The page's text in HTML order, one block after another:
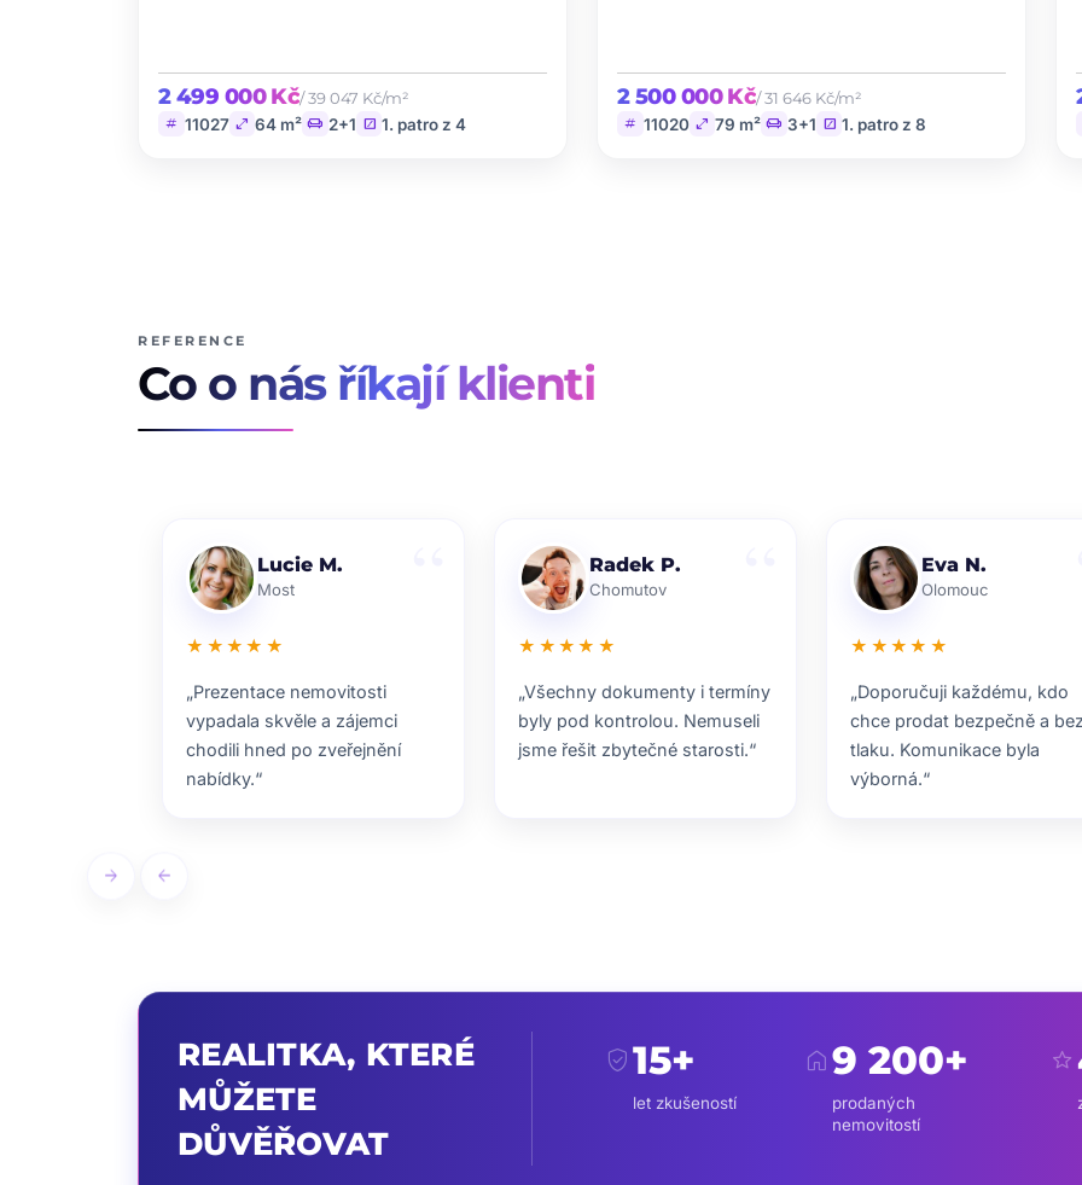
2 499 000 Kč/ 39 047 Kč/m²
tag 11027 open_in_full 64 m² chair 2+1 stairs 1. patro z 4
2 500 000 Kč/ 31 646 Kč/m²
tag 11020 open_in_full 79 m² chair 3+1 stairs 1. patro z 8
REFERENCE
Co o nás říkají klienti
Lucie M.
Most
★★★★★
„Prezentace nemovitosti
vypadala skvěle a zájemci
chodili hned po zveřejnění
nabídky.“
Radek P.
Chomutov
★★★★★
„Všechny dokumenty i termíny
byly pod kontrolou. Nemuseli
jsme řešit zbytečné starosti.“
Eva N.
Olomouc
★★★★★
„Doporučuji každému, kdo
chce prodat bezpečně a
tlaku. Komunikace byla
výborná.“
arrow_back
arrow_forward
REALITKA, KTERÉ
MŮŽETE
DŮVĚŘOVAT
verified_user15+
let zkušeností
home9 200+
prodaných
nemovitostí
star